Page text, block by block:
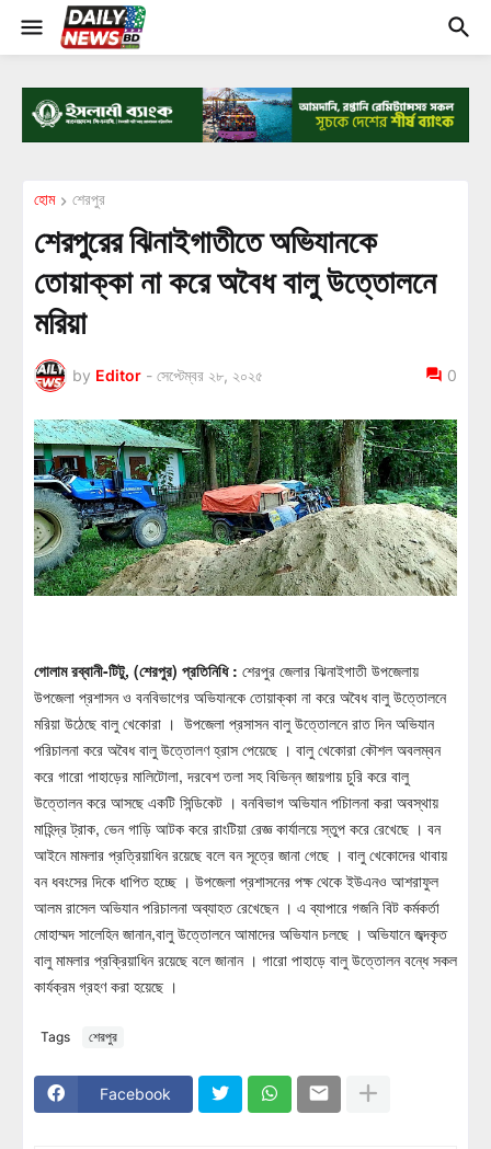
হোম শেরপুর
শেরপুরের ঝিনাইগাতীতে অভিযানকে
তোয়াক্কা না করে অবৈধ বালু উত্তোলনে
মরিয়া
by Editor - সেপ্টেম্বর ২৮, ২০২৫ 0
গোলাম রব্বানী-টিটু, (শেরপুর) প্রতিনিধি : শেরপুর জেলার ঝিনাইগাতী উপজেলায়
উপজেলা প্রশাসন ও বনবিভাগের অভিযানকে তোয়াক্কা না করে অবৈধ বালু উত্তোলনে
মরিয়া উঠেছে বালু খেকোরা । উপজেলা প্রসাসন বালু উত্তোলনে রাত দিন অভিযান
পরিচালনা করে অবৈধ বালু উত্তোলণ হ্রাস পেয়েছে । বালু খেকোরা কৌশল অবলম্বন
করে গারো পাহাড়ের মালিটোলা, দরবেশ তলা সহ বিভিন্ন জায়গায় চুরি করে বালু
উত্তোলন করে আসছে একটি সিন্ডিকেট । বনবিভাগ অভিযান পচিালনা করা অবস্থায়
মাহিন্দ্র ট্রাক, ভেন গাড়ি আটক করে রাংটিয়া রেজ্ঞ কার্যালয়ে স্তুপ করে রেখেছে । বন
আইনে মামলার প্রত্রিয়াধিন রয়েছে বলে বন সূত্রে জানা গেছে । বালু খেকোদের থাবায়
বন ধবংসের দিকে ধাপিত হচ্ছে । উপজেলা প্রশাসনের পক্ষ থেকে ইউএনও আশরাফুল
আলম রাসেল অভিযান পরিচালনা অব্যাহত রেখেছেন । এ ব্যাপারে গজনি বিট কর্মকর্তা
মোহাম্মদ সালেহিন জানান,বালু উত্তোলনে আমাদের অভিযান চলছে । অভিযানে জব্দকৃত
বালু মামলার প্রক্রিয়াধিন রয়েছে বলে জানান । গারো পাহাড়ে বালু উত্তোলন বন্ধে সকল
কার্যক্রম গ্রহণ করা হয়েছে ।
Tags শেরপুর
Facebook